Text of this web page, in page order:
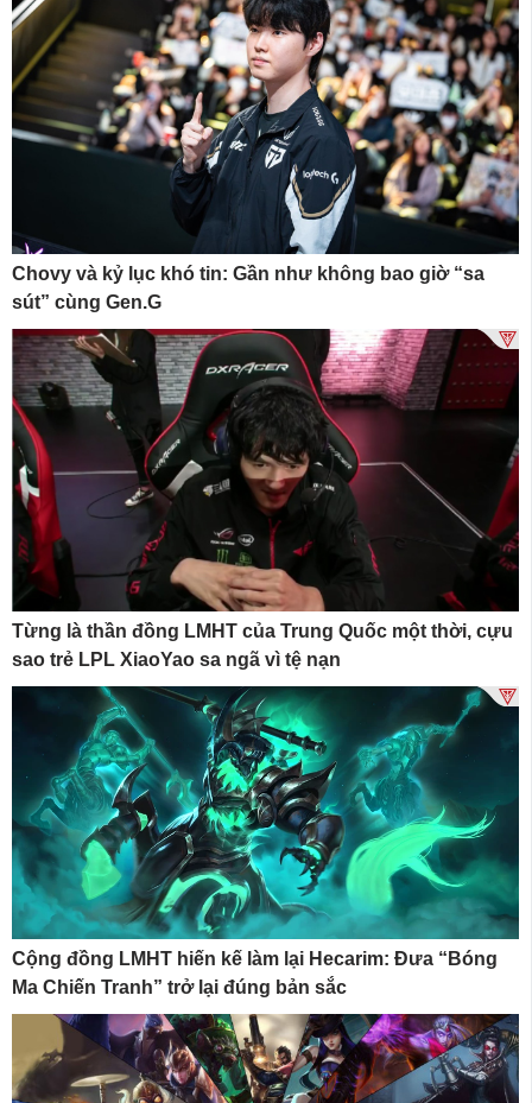
Chovy và kỷ lục khó tin: Gần như không bao giờ “sa
sút” cùng Gen.G
Từng là thần đồng LMHT của Trung Quốc một thời, cựu
sao trẻ LPL XiaoYao sa ngã vì tệ nạn
Cộng đồng LMHT hiến kế làm lại Hecarim: Đưa “Bóng
Ma Chiến Tranh” trở lại đúng bản sắc